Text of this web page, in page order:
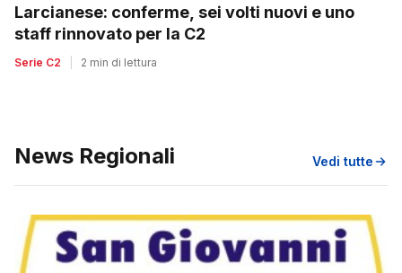
Larcianese: conferme, sei volti nuovi e uno
staff rinnovato per la C2
Serie C2 2 min di lettura
News Regionali Vedi tutte